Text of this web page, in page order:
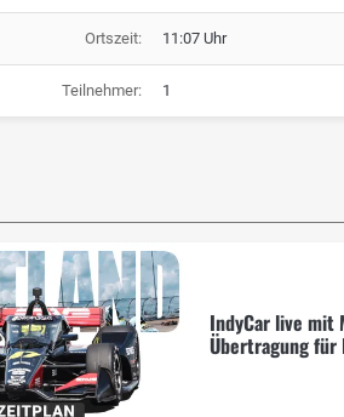
Ortszeit: 11:07 Uhr
Teilnehmer: 1
IndyCar live mit
Übertragung für